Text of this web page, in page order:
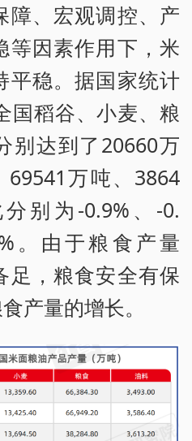
障、宏观调控、产
等因素作用下，米
平稳。据国家统计
国稻谷、小麦、粮
别达到了20660万
万吨、3864
别为-0.9%、-0.
。由于粮食产量
足，粮食安全有保
产量的增长。